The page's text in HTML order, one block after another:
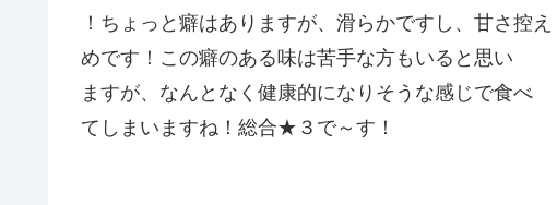
！ちょっと癖はありますが、滑らかですし、甘さ控え
めです！この癖のある味は苦手な方もいると思い
ますが、なんとなく健康的になりそうな感じで食べ
てしまいますね！総合★３で～す！